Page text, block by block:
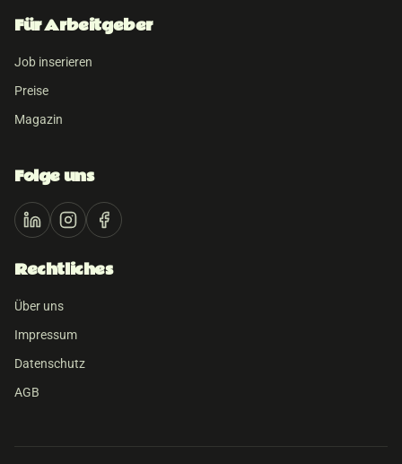
Für Arbeitgeber
Job inserieren
Preise
Magazin
Folge uns
Rechtliches
Über uns
Impressum
Datenschutz
AGB